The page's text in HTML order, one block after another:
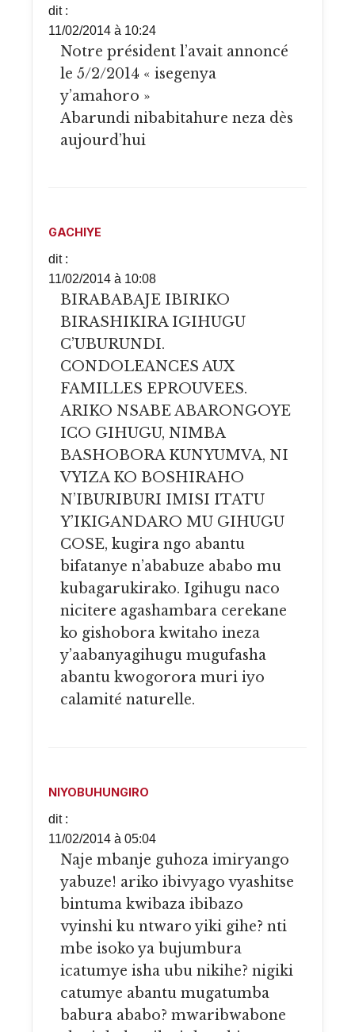
dit :
11/02/2014 à 10:24
Notre président l’avait annoncé
le 5/2/2014 « isegenya
y’amahoro »
Abarundi nibabitahure neza dès
aujourd’hui
GACHIYE
dit :
11/02/2014 à 10:08
BIRABABAJE IBIRIKO
BIRASHIKIRA IGIHUGU
C’UBURUNDI.
CONDOLEANCES AUX
FAMILLES EPROUVEES.
ARIKO NSABE ABARONGOYE
ICO GIHUGU, NIMBA
BASHOBORA KUNYUMVA, NI
VYIZA KO BOSHIRAHO
N’IBURIBURI IMISI ITATU
Y’IKIGANDARO MU GIHUGU
COSE, kugira ngo abantu
bifatanye n’ababuze ababo mu
kubagarukirako. Igihugu naco
nicitere agashambara cerekane
ko gishobora kwitaho ineza
y’aabanyagihugu mugufasha
abantu kwogorora muri iyo
calamité naturelle.
NIYOBUHUNGIRO
dit :
11/02/2014 à 05:04
Naje mbanje guhoza imiryango
yabuze! ariko ibivyago vyashitse
bintuma kwibaza ibibazo
vyinshi ku ntwaro yiki gihe? nti
mbe isoko ya bujumbura
icatumye isha ubu nikihe? nigiki
catumye abantu mugatumba
babura ababo? mwaribwabone